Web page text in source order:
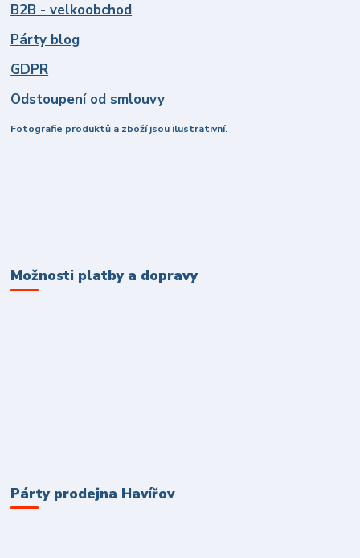
B2B - velkoobchod
Párty blog
GDPR
Odstoupení od smlouvy
Fotografie produktů a zboží jsou ilustrativní.
Možnosti platby a dopravy
Párty prodejna Havířov